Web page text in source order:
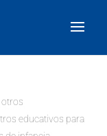
otros
educativos para